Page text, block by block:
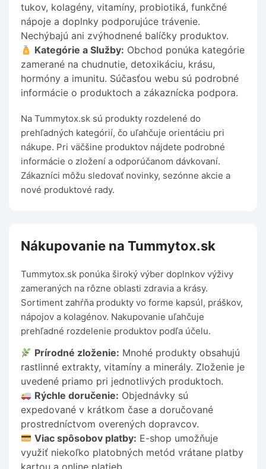
tukov, kolagény, vitamíny, probiotiká, funkčné
nápoje a doplnky podporujúce trávenie.
Nechýbajú ani zvýhodnené balíčky produktov.
Kategórie a Služby: Obchod ponúka kategórie
zamerané na chudnutie, detoxikáciu, krásu,
hormóny a imunitu. Súčasťou webu sú podrobné
informácie o produktoch a zákaznícka podpora.
Na Tummytox.sk sú produkty rozdelené do
prehľadných kategórií, čo uľahčuje orientáciu pri
nákupe. Pri väčšine produktov nájdete podrobné
informácie o zložení a odporúčanom dávkovaní.
Zákazníci môžu sledovať novinky, sezónne akcie a
nové produktové rady.
Nákupovanie na Tummytox.sk
Tummytox.sk ponúka široký výber doplnkov výživy
zameraných na rôzne oblasti zdravia a krásy.
Sortiment zahŕňa produkty vo forme kapsúl, práškov,
nápojov a kolagénov. Nakupovanie uľahčuje
prehľadné rozdelenie produktov podľa účelu.
Prírodné zloženie: Mnohé produkty obsahujú
rastlinné extrakty, vitamíny a minerály. Zloženie je
uvedené priamo pri jednotlivých produktoch.
Rýchle doručenie: Objednávky sú
expedované v krátkom čase a doručované
prostredníctvom overených dopravcov.
Viac spôsobov platby: E-shop umožňuje
využiť niekoľko platobných metód vrátane platby